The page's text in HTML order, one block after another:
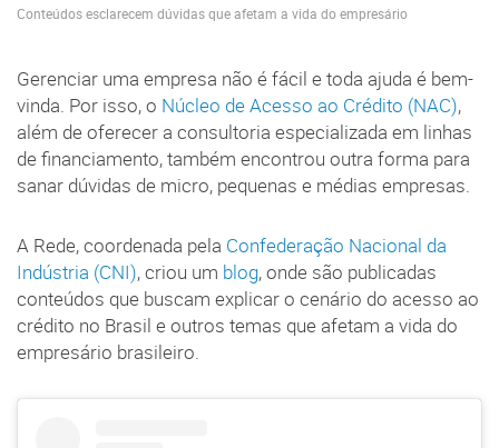
Conteúdos esclarecem dúvidas que afetam a vida do empresário
Gerenciar uma empresa não é fácil e toda ajuda é bem-
vinda. Por isso, o Núcleo de Acesso ao Crédito (NAC),
além de oferecer a consultoria especializada em linhas
de financiamento, também encontrou outra forma para
sanar dúvidas de micro, pequenas e médias empresas.
A Rede, coordenada pela Confederação Nacional da
Indústria (CNI), criou um blog, onde são publicadas
conteúdos que buscam explicar o cenário do acesso ao
crédito no Brasil e outros temas que afetam a vida do
empresário brasileiro.